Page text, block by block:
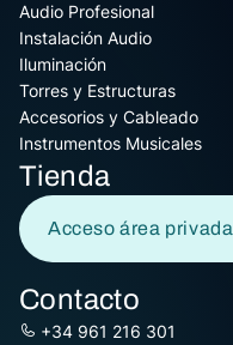
Audio Profesional
Instalación Audio
Iluminación
Torres y Estructuras
Accesorios y Cableado
Instrumentos Musicales
Tienda
Acceso área privada
Contacto
+34 961 216 301